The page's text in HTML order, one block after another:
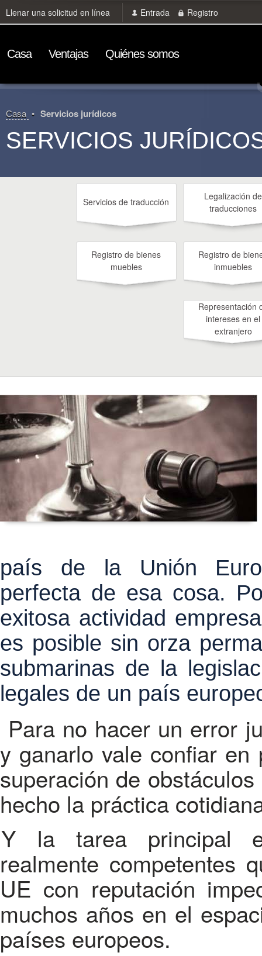
Llenar una solicitud en línea Entrada Registro
Сasa Ventajas Quiénes somos
Сasa Servicios jurídicos
SERVICIOS
Servicios de traducción
Legalización de
traducciones
Registro de bienes
muebles
Registro de
inmuebles
Representación
intereses en el
extranjero
país de la Unión
perfecta de esa cosa.
exitosa actividad
es posible sin orza
submarinas de la
legales de un país
Para no hacer un error
y ganarlo vale confiar
superación de
hecho la práctica
Y la tarea principal es encontrar a especialistas
realmente competentes
UE con reputación
muchos años en el
países europeos.